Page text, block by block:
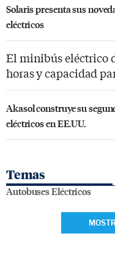
Solaris presenta sus
eléctricos
El minibús eléctrico
horas y capacidad
Akasol construye su
eléctricos en EE.UU.
Temas
Autobuses Eléctricos